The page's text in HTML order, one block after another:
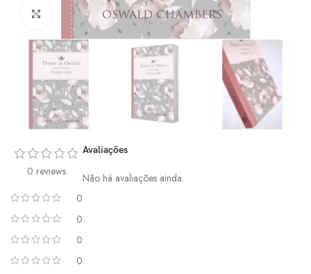
Click to enlarge
0 reviews
0
0
0
0
Avaliações
Não há avaliações ainda.